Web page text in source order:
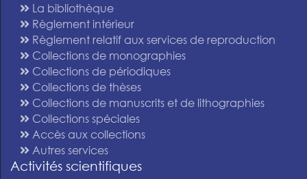
La bibliothèque
Règlement intérieur
Règlement relatif aux services de reproduction
Collections de monographies
Collections de périodiques
Collections de thèses
Collections de manuscrits et de lithographies
Collections spéciales
Accès aux collections
Autres services
Activités scientifiques